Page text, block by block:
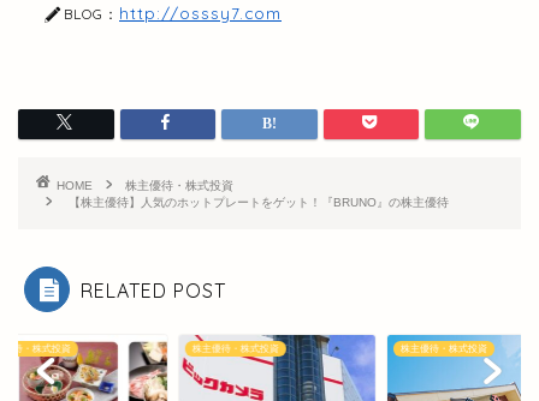
BLOG： http://osssy7.com
HOME
株主優待・株式投資
【株主優待】人気のホットプレートをゲット！『BRUNO』の株主優待
RELATED POST
待・株式投資 株主優待・株式投資 株主優待・株式投資